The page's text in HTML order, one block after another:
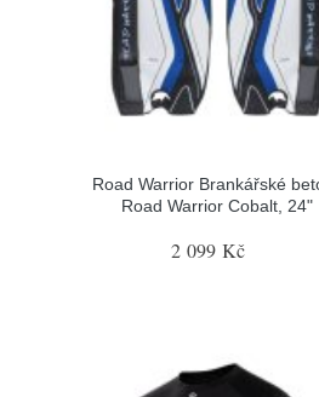
Road Warrior Brankářské
Road Warrior Cobalt, 24"
2 099 Kč